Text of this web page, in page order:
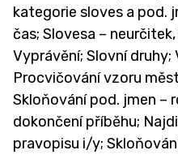
kategorie sloves a pod.
čas; Slovesa –
Vyprávění; Slovní druhy;
Procvičování vzoru
Skloňování pod. jmen –
dokončení příběhu;
pravopisu i/y;